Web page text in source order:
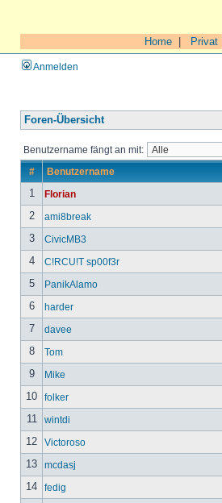
Home Privat
Anmelden
Foren-Übersicht
Benutzername fängt an mit:
# Benutzername
1 Florian
2
ami8break
3
CivicMB3
4
C!RCU!T sp00f3r
5
PanikAlamo
6
harder
7
davee
8
Tom
9
Mike
10
folker
11
wintdi
12
Victoroso
13
mcdasj
14
fedig